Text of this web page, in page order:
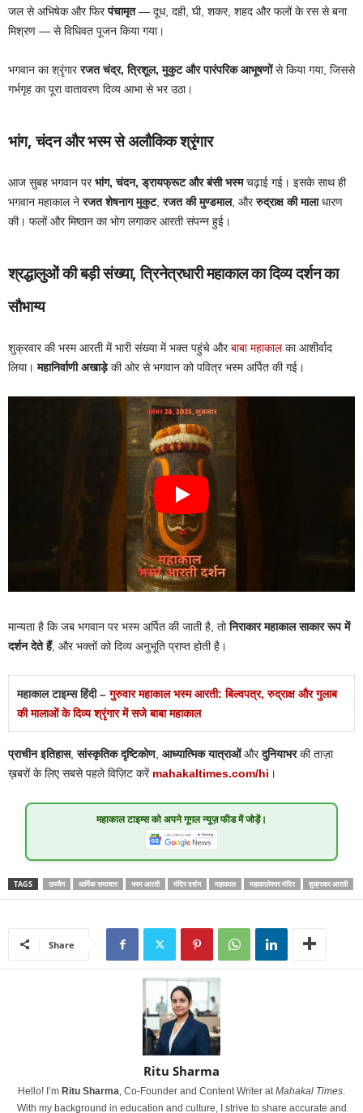
जल से अभिषेक और फिरपंचामृत— दूध, दही, घी, शकर, शहद और फलों के रस से बना
मिश्रण — से विधिवत पूजन किया गया।
भगवान का श्रृंगाररजत चंद्र, त्रिशूल, मुकुट और पारंपरिक आभूषणोंसे किया गया, जिससे
गर्भगृह का पूरा वातावरण दिव्य आभा से भर उठा।
भांग, चंदन और भस्म से अलौकिक श्रृंगार
आज सुबह भगवान परभांग, चंदन, ड्रायफ्रूट और बंसी भस्मचढ़ाई गई। इसके साथ ही
भगवान महाकाल नेरजत शेषनाग मुकुट,रजत की मुण्डमाल, औररुद्राक्ष की मालाधारण
की। फलों और मिष्ठान का भोग लगाकर आरती संपन्न हुई।
श्रद्धालुओं की बड़ी संख्या, त्रिनेत्रधारी महाकाल का दिव्य दर्शन का
सौभाग्य
शुक्रवार की भस्म आरती में भारी संख्या में भक्त पहुंचे औरबाबा महाकालका आशीर्वाद
लिया।महानिर्वाणी अखाड़ेकी ओर से भगवान को पवित्र भस्म अर्पित की गई।
मान्यता है कि जब भगवान पर भस्म अर्पित की जाती है, तोनिराकार महाकाल साकार रूप में
दर्शन देते हैं, और भक्तों को दिव्य अनुभूति प्राप्त होती है।
महाकाल टाइम्स हिंदी –गुरुवार महाकाल भस्म आरती: बिल्वपत्र, रुद्राक्ष और गुलाब
की मालाओं के दिव्य श्रृंगार में सजे बाबा महाकाल
प्राचीन इतिहास,सांस्कृतिक दृष्टिकोण, आध्यात्मिक यात्राओंऔरदुनियाभरकी ताज़ा
ख़बरों के लिए सबसे पहले विज़िट करें mahakaltimes.com/hi ।
महाकाल टाइम्सको अपने गूगल न्यूज़ फीड में जोड़ें।
TAGS उज्जैन धार्मिक समाचार भस्म आरती मंदिर दर्शन महाकाल महाकालेश्वर मंदिर शुक्रवार आरती
Share
Ritu Sharma
Hello! I’m Ritu Sharma, Co-Founder and Content Writer atMahakal Times.
With my background in education and culture, I strive to share accurate and